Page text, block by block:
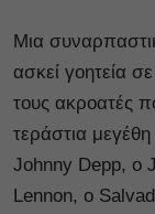
Μια
ασκεί γοητεία
τους ακροατές
τεράστια
Johnny Depp, ο
Lennon, ο